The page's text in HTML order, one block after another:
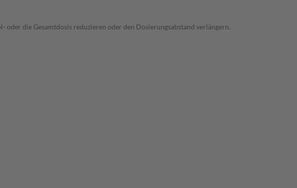
die Gesamtdosis reduzieren oder den Dosierungsabstand verlängern.